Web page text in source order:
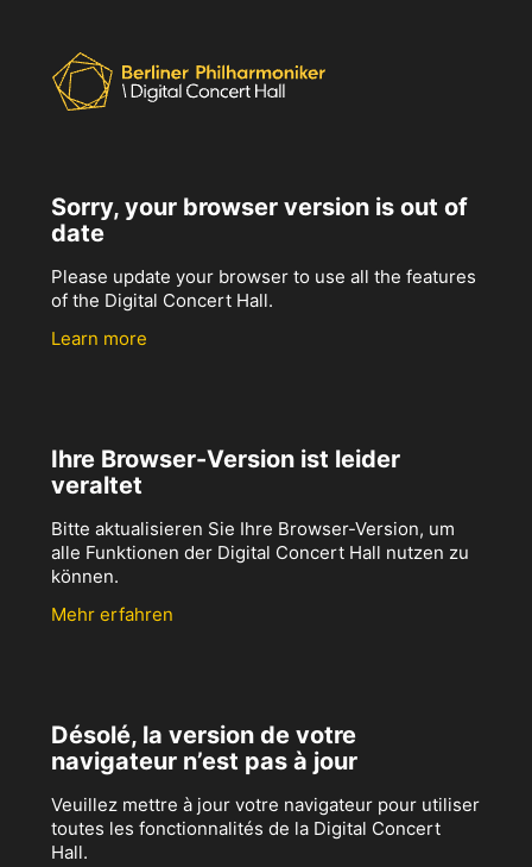
Sorry, your browser version is out of
date
Please update your browser to use all the features
of the Digital Concert Hall.
Learn more
Ihre Browser-Version ist leider
veraltet
Bitte aktualisieren Sie Ihre Browser-Version, um
alle Funktionen der Digital Concert Hall nutzen zu
können.
Mehr erfahren
Désolé, la version de votre
navigateur n’est pas à jour
Veuillez mettre à jour votre navigateur pour utiliser
toutes les fonctionnalités de la Digital Concert
Hall.